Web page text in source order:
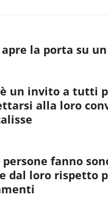
la porta su
un invito a tutti
alla loro
fanno
dal loro rispetto